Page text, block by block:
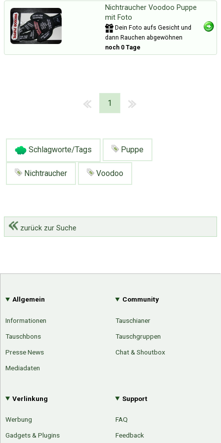
Nichtraucher Voodoo Puppe
mit Foto
Dein Foto aufs Gesicht und
dann Rauchen abgewöhnen
noch 0 Tage
1
Schlagworte/Tags Puppe
Nichtraucher Voodoo
zurück zur Suche
Allgemein
Informationen
Tauschbons
Presse News
Mediadaten
Community
Tauschianer
Tauschgruppen
Chat & Shoutbox
Verlinkung
Werbung
Gadgets & Plugins
Support
FAQ
Feedback